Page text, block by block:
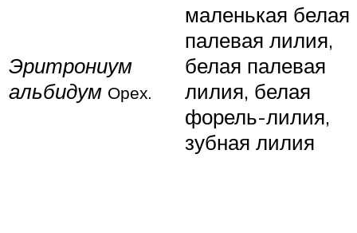
Эритрониум
альбидум Орех.
маленькая белая
палевая лилия,
белая палевая
лилия, белая
форель-лилия,
зубная лилия